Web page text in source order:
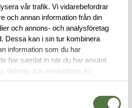
vår trafik. Vi vidarebefordrar
och annan information från din
och annons- och analysföretag
Dessa kan i sin tur kombinera
information som du har
har samlat in när du har använt
delning och användning av
för personalisering av